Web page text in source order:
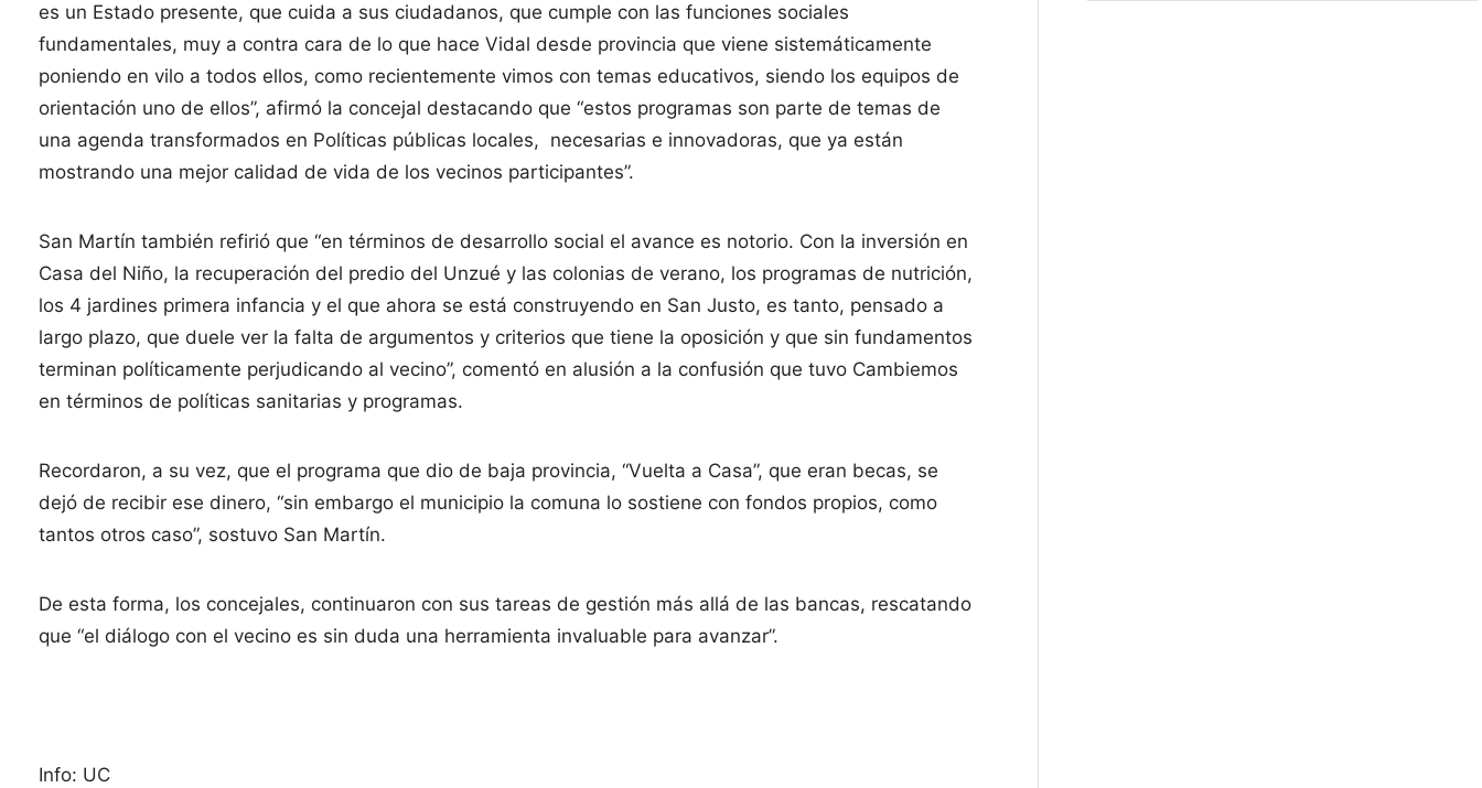
es un Estado presente, que cuida a sus ciudadanos, que cumple con las funciones sociales
fundamentales, muy a contra cara de lo que hace Vidal desde provincia que viene sistemáticamente
poniendo en vilo a todos ellos, como recientemente vimos con temas educativos, siendo los equipos de
orientación uno de ellos”, afirmó la concejal destacando que “estos programas son parte de temas de
una agenda transformados en Políticas públicas locales, necesarias e innovadoras, que ya están
mostrando una mejor calidad de vida de los vecinos participantes”.
San Martín también refirió que “en términos de desarrollo social el avance es notorio. Con la inversión en
Casa del Niño, la recuperación del predio del Unzué y las colonias de verano, los programas de nutrición,
los 4 jardines primera infancia y el que ahora se está construyendo en San Justo, es tanto, pensado a
largo plazo, que duele ver la falta de argumentos y criterios que tiene la oposición y que sin fundamentos
terminan políticamente perjudicando al vecino”, comentó en alusión a la confusión que tuvo Cambiemos
en términos de políticas sanitarias y programas.
Recordaron, a su vez, que el programa que dio de baja provincia, “Vuelta a Casa”, que eran becas, se
dejó de recibir ese dinero, “sin embargo el municipio la comuna lo sostiene con fondos propios, como
tantos otros caso”, sostuvo San Martín.
De esta forma, los concejales, continuaron con sus tareas de gestión más allá de las bancas, rescatando
que “el diálogo con el vecino es sin duda una herramienta invaluable para avanzar”.
Info: UC